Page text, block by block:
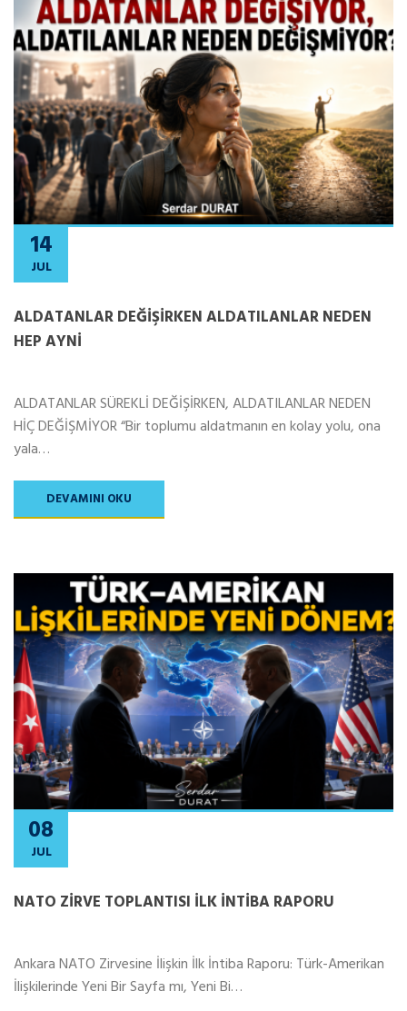
14
JUL
ALDATANLAR DEĞİŞİRKEN ALDATILANLAR NEDEN
HEP AYNİ
ALDATANLAR SÜREKLİ DEĞİŞİRKEN, ALDATILANLAR NEDEN
HİÇ DEĞİŞMİYOR “Bir toplumu aldatmanın en kolay yolu, ona
yala…
DEVAMINI OKU
08
JUL
NATO ZİRVE TOPLANTISI İLK İNTİBA RAPORU
Ankara NATO Zirvesine İlişkin İlk İntiba Raporu: Türk-Amerikan
İlişkilerinde Yeni Bir Sayfa mı, Yeni Bi…